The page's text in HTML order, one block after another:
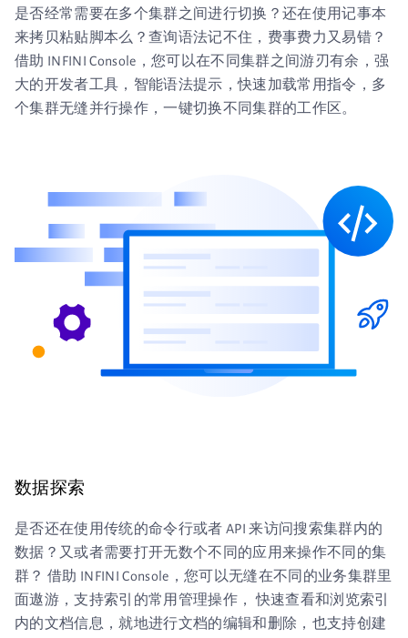
是否经常需要在多个集群之间进行切换？还在使用记事本
来拷贝粘贴脚本么？查询语法记不住，费事费力又易错？
借助 INFINI Console，您可以在不同集群之间游刃有余，强
大的开发者工具，智能语法提示，快速加载常用指令，多
个集群无缝并行操作，一键切换不同集群的工作区。
数据探索
是否还在使用传统的命令行或者 API 来访问搜索集群内的
数据？又或者需要打开无数个不同的应用来操作不同的集
群？ 借助 INFINI Console，您可以无缝在不同的业务集群里
面遨游，支持索引的常用管理操作， 快速查看和浏览索引
内的文档信息，就地进行文档的编辑和删除，也支持创建